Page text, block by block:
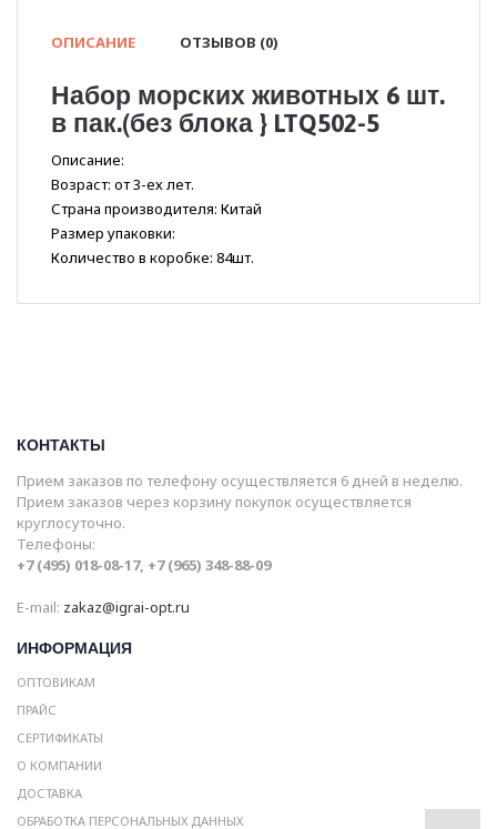
ОПИСАНИЕ ОТЗЫВОВ (0)
Набор морских животных 6 шт.
в пак.(без блока } LTQ502-5
Описание:
Возраст: от 3-ех лет.
Страна производителя: Китай
Размер упаковки:
Количество в коробке: 84шт.
КОНТАКТЫ
Прием заказов по телефону осуществляется 6 дней в неделю.
Прием заказов через корзину покупок осуществляется
круглосуточно.
Телефоны:
+7 (495) 018-08-17, +7 (965) 348-88-09
E-mail: zakaz@igrai-opt.ru
ИНФОРМАЦИЯ
ОПТОВИКАМ
ПРАЙС
СЕРТИФИКАТЫ
О КОМПАНИИ
ДОСТАВКА
ОБРАБОТКА ПЕРСОНАЛЬНЫХ ДАННЫХ